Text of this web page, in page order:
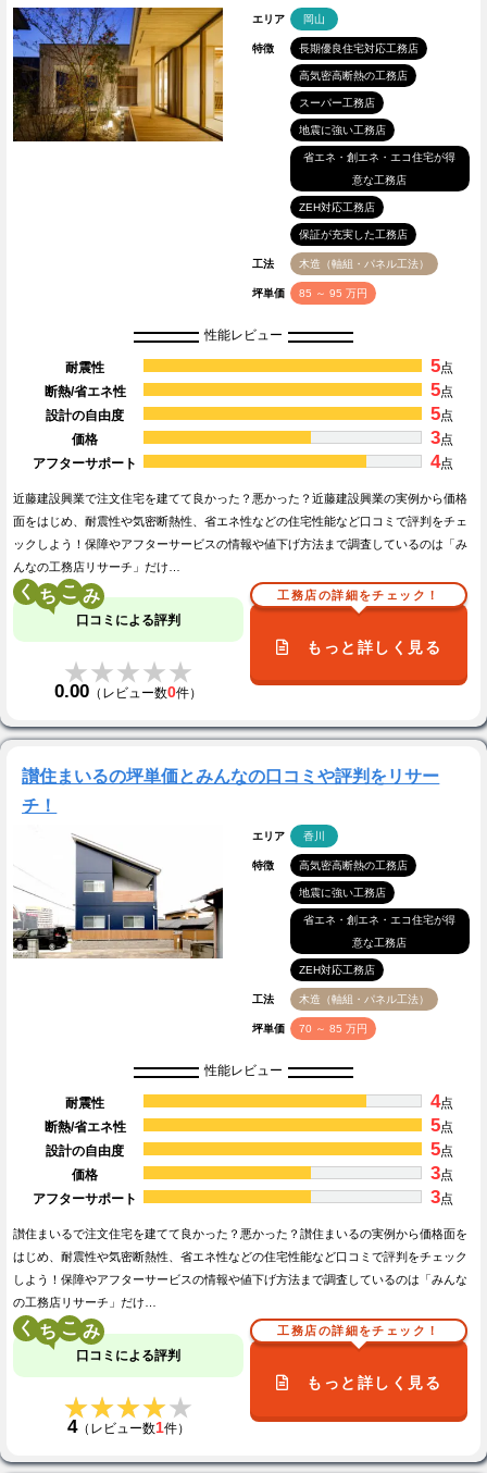
エリア 岡山
特徴 長期優良住宅対応工務店
高気密高断熱の工務店
スーパー工務店
地震に強い工務店
省エネ・創エネ・エコ住宅が得
意な工務店
ZEH対応工務店
保証が充実した工務店
工法 木造（軸組・パネル工法）
坪単価 85 ～ 95 万円
性能レビュー
耐震性 5点
断熱/省エネ性
5点
設計の自由度
5点
価格
3点
アフターサポート
4点
近藤建設興業で注文住宅を建てて良かった？悪かった？近藤建設興業の実例から価格
面をはじめ、耐震性や気密断熱性、省エネ性などの住宅性能など口コミで評判をチェ
ックしよう！保障やアフターサービスの情報や値下げ方法まで調査しているのは「み
んなの工務店リサーチ」だけ…
く こ
口コミによる評判
★★★★★
★★★★★
0.00 （レビュー数0件）
工務店の詳細をチェック！
もっと詳しく見る
讃住まいるの坪単価とみんなの口コミや評判をリサー
チ！
エリア 香川
特徴 高気密高断熱の工務店
地震に強い工務店
省エネ・創エネ・エコ住宅が得
意な工務店
ZEH対応工務店
工法 木造（軸組・パネル工法）
坪単価 70 ～ 85 万円
性能レビュー
耐震性 4点
断熱/省エネ性
5点
設計の自由度
5点
価格
3点
アフターサポート
3点
讃住まいるで注文住宅を建てて良かった？悪かった？讃住まいるの実例から価格面を
はじめ、耐震性や気密断熱性、省エネ性などの住宅性能など口コミで評判をチェック
しよう！保障やアフターサービスの情報や値下げ方法まで調査しているのは「みんな
の工務店リサーチ」だけ…
く こ
口コミによる評判
★★★★★
★★★★★
4（レビュー数1件）
工務店の詳細をチェック！
もっと詳しく見る